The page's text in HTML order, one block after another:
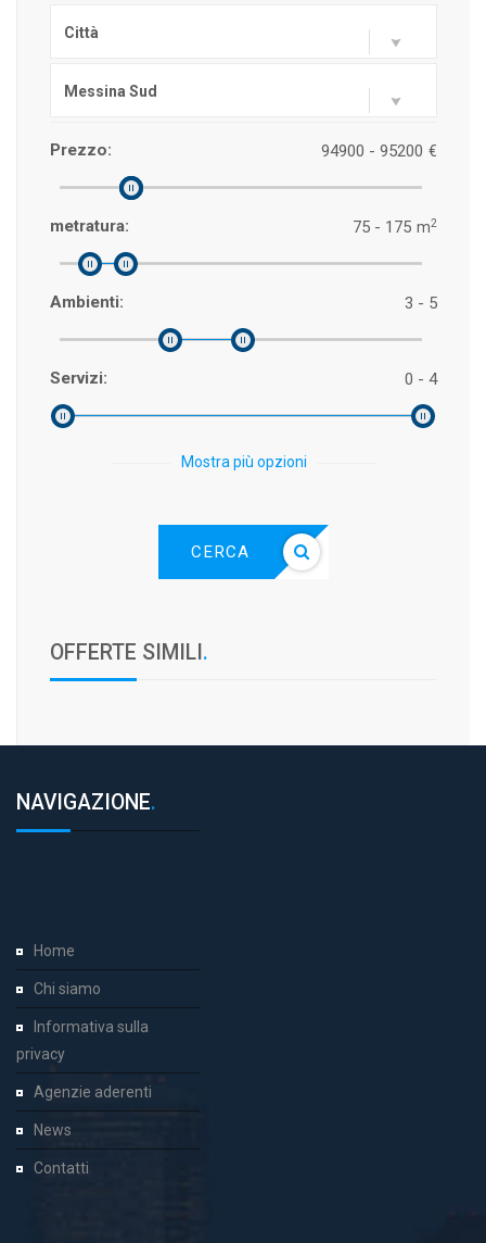
Città
Messina Sud
Prezzo: €
94900 - 95200
metratura: m2
75 - 175
Ambienti: 3 - 5
Servizi: 0 - 4
Mostra più opzioni
CERCA
OFFERTE SIMILI .
NAVIGAZIONE.
Home
Chi siamo
Informativa sulla
privacy
Agenzie aderenti
News
Contatti